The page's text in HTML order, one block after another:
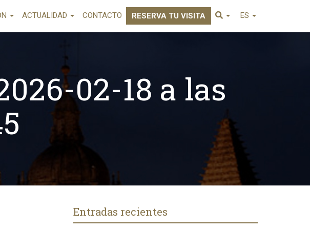
ACTUALIDAD CONTACTO RESERVA TU VISITA ES
02-18 a las
Entradas recientes